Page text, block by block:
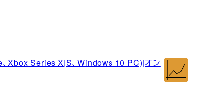
Xbox Series X|S、Windows 10 PC)|オン